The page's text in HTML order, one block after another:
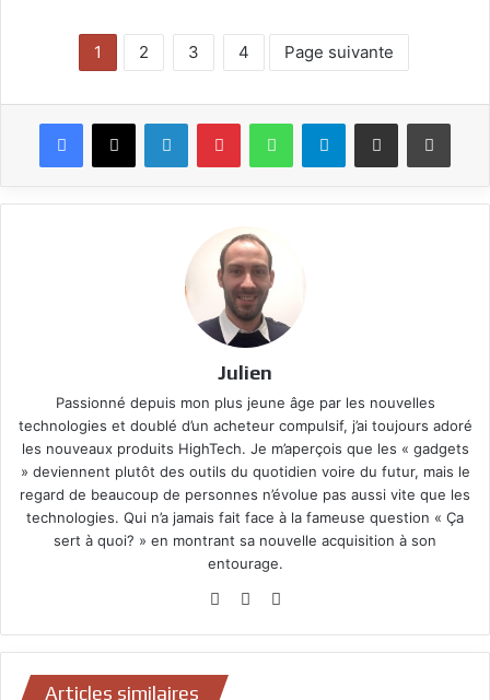
1 2 3 4 Page suivante
Facebook
X LinkedinPinterestWhatsAppTelegramPartagez par mail
Julien
Passionné depuis mon plus jeune âge par les nouvelles
technologies et doublé d’un acheteur compulsif, j’ai toujours adoré
les nouveaux produits HighTech. Je m’aperçois que les « gadgets
» deviennent plutôt des outils du quotidien voire du futur, mais le
regard de beaucoup de personnes n’évolue pas aussi vite que les
technologies. Qui n’a jamais fait face à la fameuse question « Ça
sert à quoi? » en montrant sa nouvelle acquisition à son
entourage.
WebsiteFacebook
Articles similaires